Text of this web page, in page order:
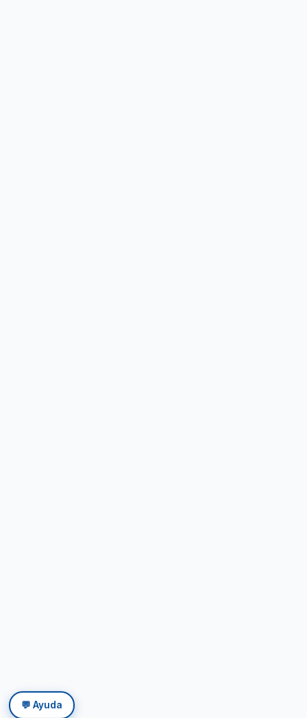
💬 Ayuda